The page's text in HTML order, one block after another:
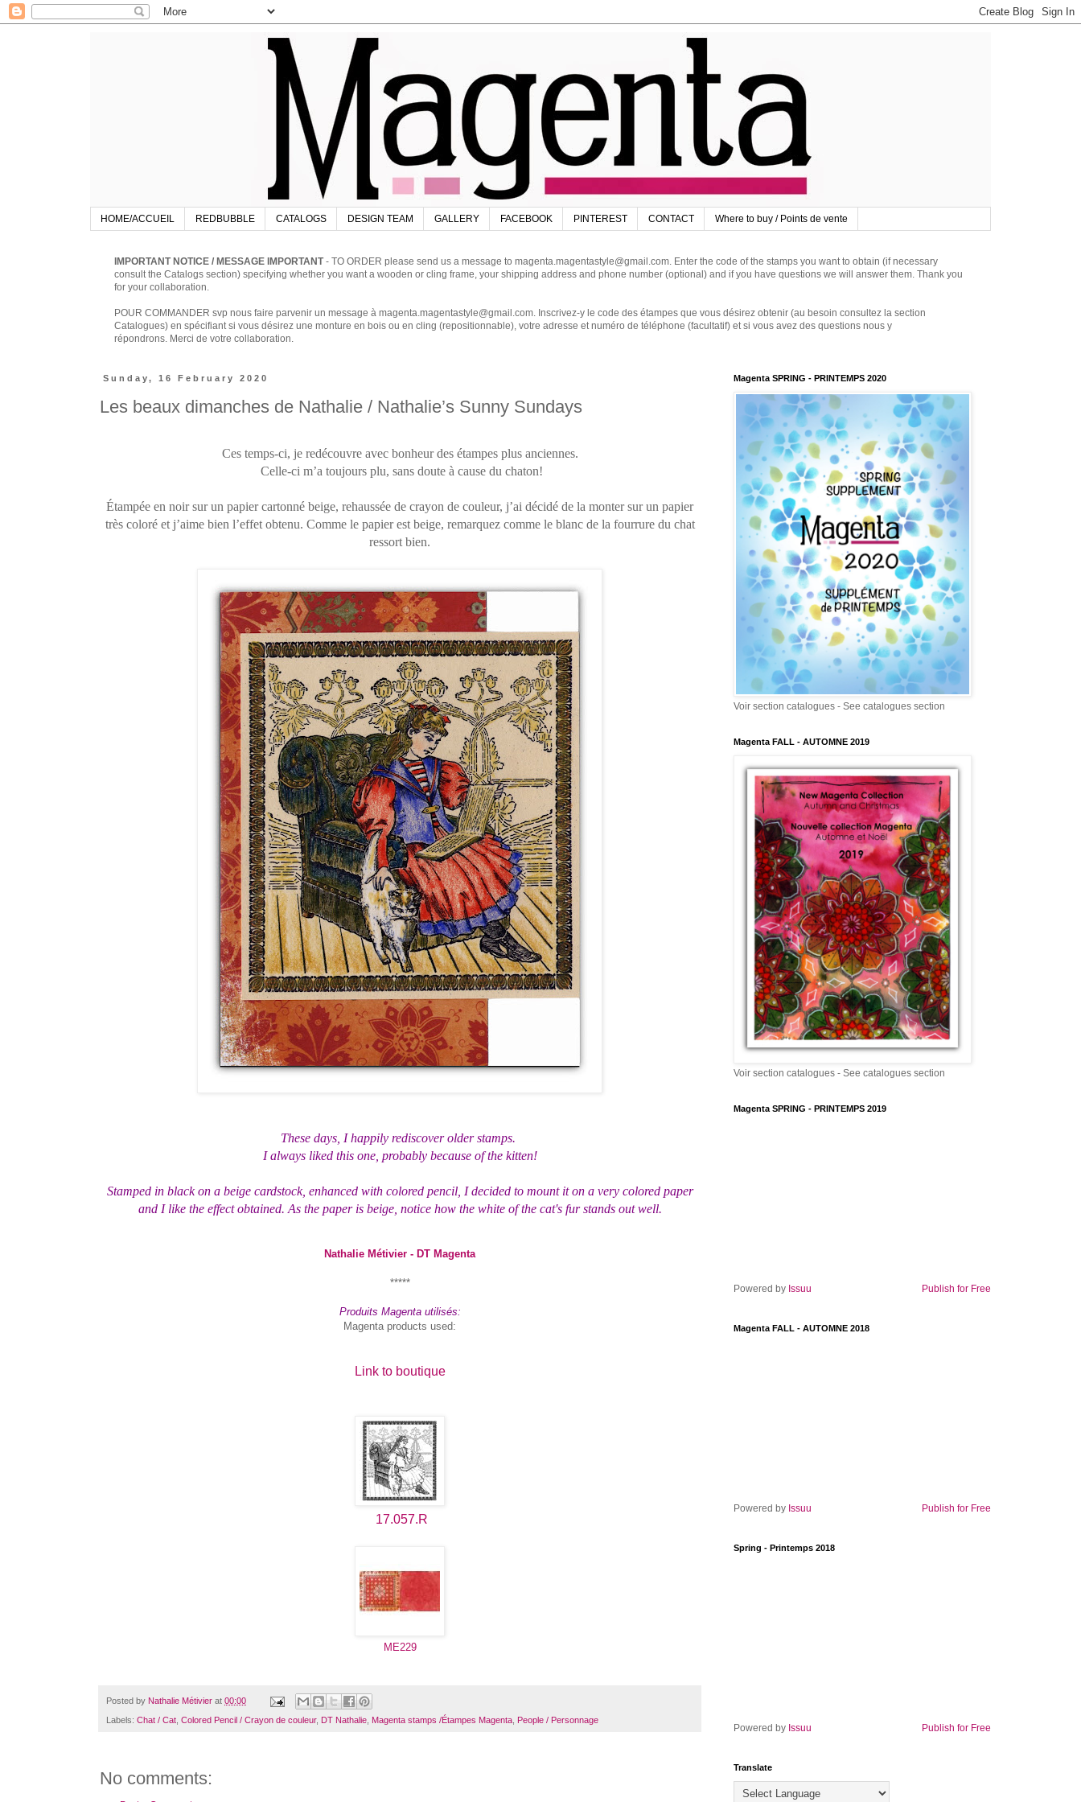
HOME/ACCUEIL REDBUBBLE CATALOGS DESIGN TEAM GALLERY FACEBOOK PINTEREST CONTACT Where to buy / Points de vente
IMPORTANT NOTICE / MESSAGE IMPORTANT- TO ORDER please send us a message to magenta.magentastyle@gmail.com. Enter the code of the stamps you want to obtain (if necessary
consult the Catalogs section) specifying whether you want a wooden or cling frame, your shipping address and phone number (optional) and if you have questions we will answer them. Thank you
for your collaboration.
POUR COMMANDER svp nous faire parvenir un message à magenta.magentastyle@gmail.com. Inscrivez-y le code des étampes que vous désirez obtenir (au besoin consultez la section
Catalogues) en spécifiant si vous désirez une monture en bois ou en cling (repositionnable), votre adresse et numéro de téléphone (facultatif) et si vous avez des questions nous y
répondrons. Merci de votre collaboration.
Sunday, 16 February 2020
Les beaux dimanches de Nathalie / Nathalie’s Sunny Sundays
Ces temps-ci, je redécouvre avec bonheur des étampes plus anciennes.
Celle-ci m’a toujours plu, sans doute à cause du chaton!
Étampée en noir sur un papier cartonné beige, rehaussée de crayon de couleur, j’ai décidé de la monter sur un papier
très coloré et j’aime bien l’effet obtenu. Comme le papier est beige, remarquez comme le blanc de la fourrure du chat
ressort bien.
These days, I happily rediscover older stamps.
I always liked this one, probably because of the kitten!
Stamped in black on a beige cardstock, enhanced with colored pencil, I decided to mount it on a very colored paper
and I like the effect obtained. As the paper is beige, notice how the white of the cat's fur stands out well.
Nathalie Métivier - DT Magenta
*****
Produits Magenta utilisés:
Magenta products used:
Link to boutique
17.057.R
ME229
Posted by Nathalie Métivier at 00:00
Labels: Chat / Cat, Colored Pencil / Crayon de couleur, DT Nathalie, Magenta stamps /Étampes Magenta, People / Personnage
No comments:
Magenta SPRING - PRINTEMPS 2020
Voir section catalogues - See catalogues section
Magenta FALL - AUTOMNE 2019
Voir section catalogues - See catalogues section
Magenta SPRING - PRINTEMPS 2019
Powered by Issuu Publish for Free
Magenta FALL - AUTOMNE 2018
Powered by Issuu Publish for Free
Spring - Printemps 2018
Powered by Issuu Publish for Free
Translate